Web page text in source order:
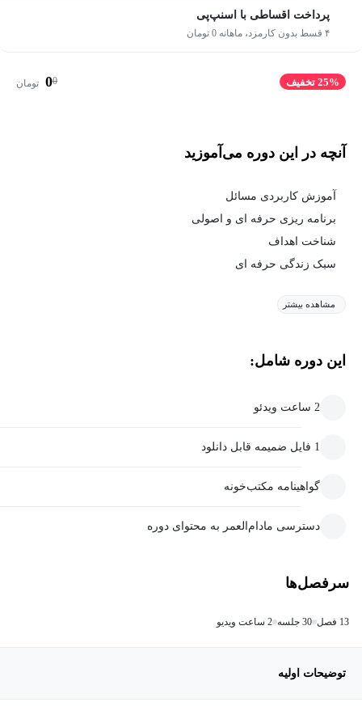
پرداخت اقساطی با اسنپ‌پی
۴ قسط بدون کارمزد، ماهانه 0 تومان
25% تخفیف 0
0 تومان
آنچه در این دوره می‌آموزید
آموزش کاربردی مسائل
برنامه ریزی حرفه ای و اصولی
شناخت اهداف
سبک زندگی حرفه ای
مشاهده بیشتر
این دوره شامل:
2 ساعت ویدئو
1 فایل ضمیمه قابل دانلود
گواهینامه مکتب‌خونه
دسترسی مادام‌العمر به محتوای دوره
سرفصل‌ها
13 فصل 30 جلسه 2 ساعت ویدیو
توضیحات اولیه